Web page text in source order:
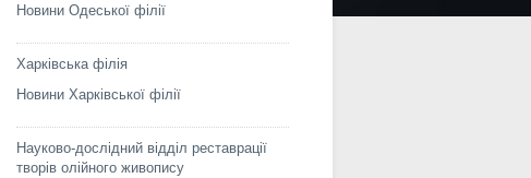
Новини Одеської філії
Харківська філія
Новини Харківської філії
Науково-дослідний відділ реставрації
творів олійного живопису